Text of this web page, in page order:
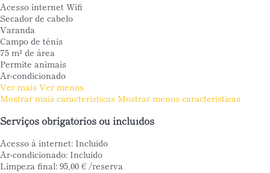
Acesso internet Wifi
Secador de cabelo
Varanda
Campo de ténis
75 m² de área
Permite animais
Ar-condicionado
Ver mais Ver menos
Mostrar mais características Mostrar menos características
Serviços obrigatórios ou incluídos
Acesso à internet: Incluído
Ar-condicionado: Incluído
Limpeza final: 95,00 € /reserva